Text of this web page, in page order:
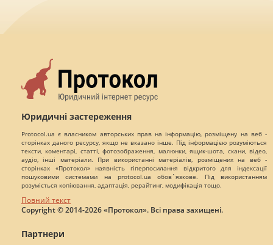
Юридичні застереження
Protocol.ua є власником авторських прав на інформацію, розміщену на веб -
сторінках даного ресурсу, якщо не вказано інше. Під інформацією розуміються
тексти, коментарі, статті, фотозображення, малюнки, ящик-шота, скани, відео,
аудіо, інші матеріали. При використанні матеріалів, розміщених на веб -
сторінках «Протокол» наявність гіперпосилання відкритого для індексації
пошуковими системами на protocol.ua обов`язкове. Під використанням
розуміється копіювання, адаптація, рерайтинг, модифікація тощо.
Повний текст
Copyright © 2014-2026 «Протокол». Всі права захищені.
Партнери